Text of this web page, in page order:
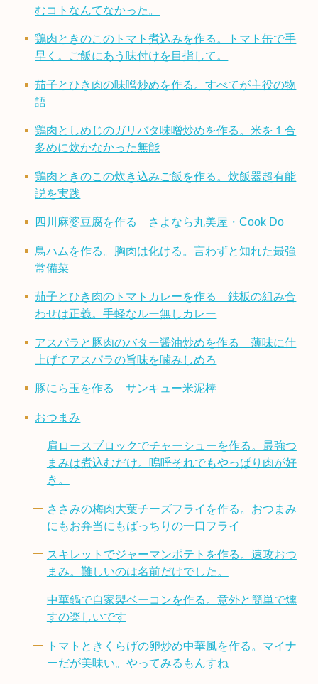
むコトなんてなかった。
鶏肉ときのこのトマト煮込みを作る。トマト缶で手
早く。ご飯にあう味付けを目指して。
茄子とひき肉の味噌炒めを作る。すべてが主役の物
語
鶏肉としめじのガリバタ味噌炒めを作る。米を１合
多めに炊かなかった無能
鶏肉ときのこの炊き込みご飯を作る。炊飯器超有能
説を実践
四川麻婆豆腐を作る さよなら丸美屋・Cook Do
鳥ハムを作る。胸肉は化ける。言わずと知れた最強
常備菜
茄子とひき肉のトマトカレーを作る 鉄板の組み合
わせは正義。手軽なルー無しカレー
アスパラと豚肉のバター醤油炒めを作る 薄味に仕
上げてアスパラの旨味を噛みしめろ
豚にら玉を作る サンキュー米泥棒
おつまみ
肩ロースブロックでチャーシューを作る。最強つ
まみは煮込むだけ。嗚呼それでもやっぱり肉が好
き。
ささみの梅肉大葉チーズフライを作る。おつまみ
にもお弁当にもばっちりの一口フライ
スキレットでジャーマンポテトを作る。速攻おつ
まみ。難しいのは名前だけでした。
中華鍋で自家製ベーコンを作る。意外と簡単で燻
すの楽しいです
トマトときくらげの卵炒め中華風を作る。マイナ
ーだが美味い。やってみるもんすね